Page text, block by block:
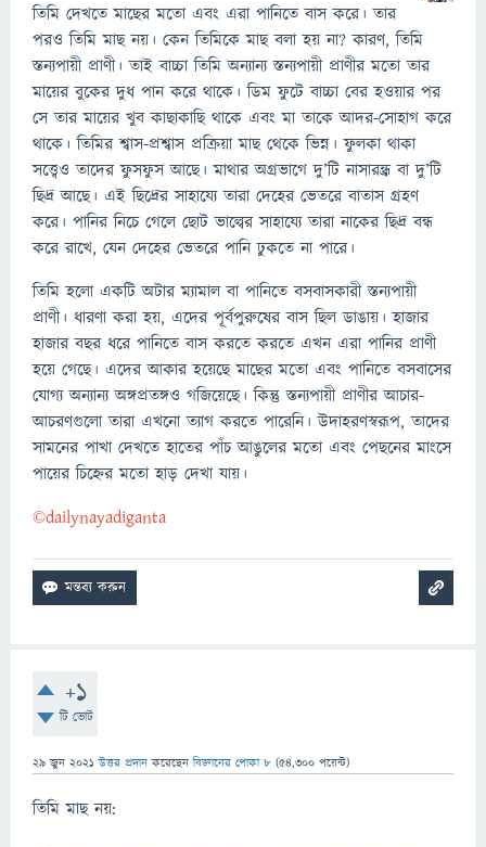
তিমি দেখতে মাছের মতো এবং এরা পানিতে বাস করে। তার
পরও তিমি মাছ নয়। কেন তিমিকে মাছ বলা হয় না? কারণ, তিমি
স্তন্যপায়ী প্রাণী। তাই বাচ্চা তিমি অন্যান্য স্তন্যপায়ী প্রাণীর মতো তার
মায়ের বুকের দুধ পান করে থাকে। ডিম ফুটে বাচ্চা বের হওয়ার পর
সে তার মায়ের খুব কাছাকাছি থাকে এবং মা তাকে আদর-সোহাগ করে
থাকে। তিমির শ্বাস-প্রশ্বাস প্রক্রিয়া মাছ থেকে ভিন্ন। ফুলকা থাকা
সত্ত্বেও তাদের ফুসফুস আছে। মাথার অগ্রভাগে দু’টি নাসারন্ধ্র বা দু’টি
ছিদ্র আছে। এই ছিদ্রের সাহায্যে তারা দেহের ভেতরে বাতাস গ্রহণ
করে। পানির নিচে গেলে ছোট ভাল্বের সাহায্যে তারা নাকের ছিদ্র বন্ধ
করে রাখে, যেন দেহের ভেতরে পানি ঢুকতে না পারে।
তিমি হলো একটি অটার ম্যামাল বা পানিতে বসবাসকারী স্তন্যপায়ী
প্রাণী। ধারণা করা হয়, এদের পূর্বপুরুষের বাস ছিল ডাঙায়। হাজার
হাজার বছর ধরে পানিতে বাস করতে করতে এখন এরা পানির প্রাণী
হয়ে গেছে। এদের আকার হয়েছে মাছের মতো এবং পানিতে বসবাসের
যোগ্য অন্যান্য অঙ্গপ্রতঙ্গও গজিয়েছে। কিন্তু স্তন্যপায়ী প্রাণীর আচার-
আচরণগুলো তারা এখনো ত্যাগ করতে পারেনি। উদাহরণস্বরূপ, তাদের
সামনের পাখা দেখতে হাতের পাঁচ আঙুলের মতো এবং পেছনের মাংসে
পায়ের চিহ্নের মতো হাড় দেখা যায়।
©️dailynayadiganta
+1
টি ভোট
29 জুন 2021 উত্তর প্রদান করেছেনবিজ্ঞানের পোকা ৮ (54,300 পয়েন্ট)
তিমি মাছ নয়: